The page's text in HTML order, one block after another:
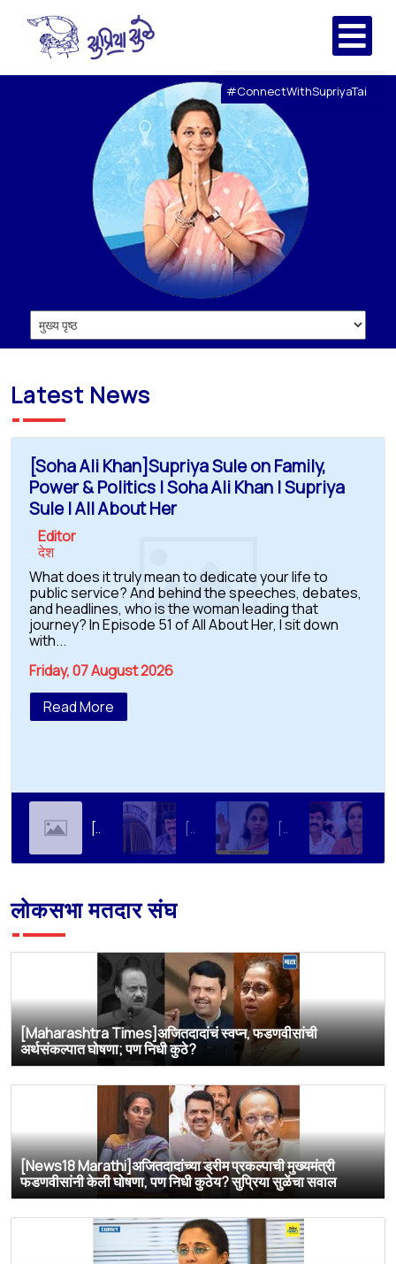
#ConnectWithSupriyaTai
Latest News
[Soha Ali Khan]Supriya Sule on Family,
Power & Politics | Soha Ali Khan | Supriya
Sule | All About Her
Editor
देश
What does it truly mean to dedicate your life to
public service? And behind the speeches, debates,
and headlines, who is the woman leading that
journey? In Episode 51 of All About Her, I sit down
with...
Friday, 07 August 2026
Read More
[Soha Ali Khan]Supriya Sule on Family, Power & Politics | Soha Ali Khan | Supriya Sule | All About Her [Loksatta]संतोष देशमुख हत्या प्रकरण : वाल्मिक कराडची रवानगी नागपूर कारागृहात करण्याची सुप्रिया सुळेंची मागणी [Dainik Prabhat]‘वाल्मिक कराडला बीड कारागृहातून नागपूरला हलवा’; सुप्रिया सुळेंची मुख्यमंत्र्यांकडे मोठी मागणी
लोकसभा मतदार संघ
[Maharashtra Times]अजितदादांचं स्वप्न, फडणवीसांची
अर्थसंकल्पात घोषणा; पण निधी कुठे?
[News18 Marathi]अजितदादांच्या ड्रीम प्रकल्पाची मुख्यमंत्री
फडणवीसांनी केली घोषणा, पण निधी कुठेय? सुप्रिया सुळेंचा सवाल